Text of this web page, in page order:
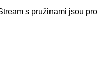
s pružinami jsou